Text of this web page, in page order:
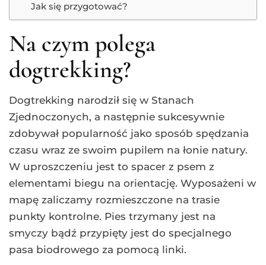
Jak się przygotować?
Na czym polega
dogtrekking?
Dogtrekking narodził się w Stanach
Zjednoczonych, a następnie sukcesywnie
zdobywał popularność jako sposób spędzania
czasu wraz ze swoim pupilem na łonie natury.
W uproszczeniu jest to spacer z psem z
elementami biegu na orientację. Wyposażeni w
mapę zaliczamy rozmieszczone na trasie
punkty kontrolne. Pies trzymany jest na
smyczy bądź przypięty jest do specjalnego
pasa biodrowego za pomocą linki.